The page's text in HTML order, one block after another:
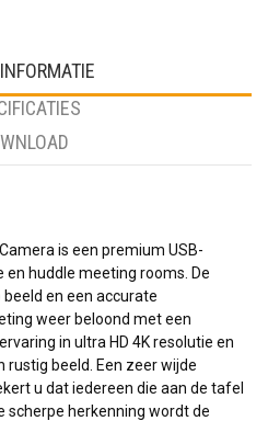
is een premium USB-
huddle meeting rooms. De
en een accurate
weer beloond met een
in ultra HD 4K resolutie en
beeld. Een zeer wijde
u dat iedereen die aan de tafel
scherpe herkenning wordt de